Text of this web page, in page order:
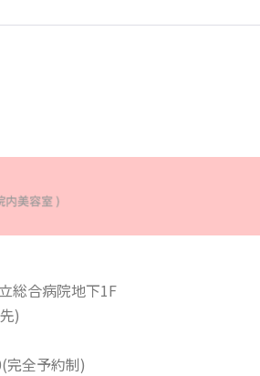
総合病院地下1F
)
完全予約制)